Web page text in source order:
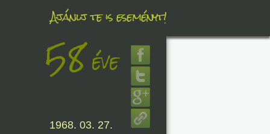
Ajánlj te is eseményt!
58éve
1968. 03. 27.